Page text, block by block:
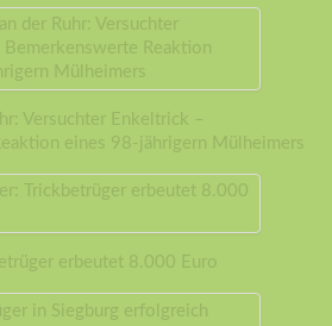
Versuchter Enkeltrick –
eines 98-jährigern Mülheimers
erbeutet 8.000 Euro